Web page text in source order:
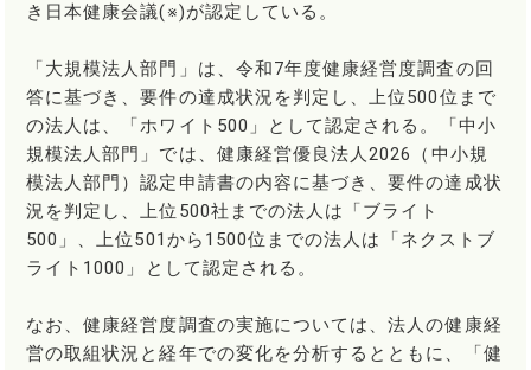
き日本健康会議(※)が認定している。
「大規模法人部門」は、令和7年度健康経営度調査の回
答に基づき、要件の達成状況を判定し、上位500位まで
の法人は、「ホワイト500」として認定される。「中小
規模法人部門」では、健康経営優良法人2026（中小規
模法人部門）認定申請書の内容に基づき、要件の達成状
況を判定し、上位500社までの法人は「ブライト
500」、上位501から1500位までの法人は「ネクストブ
ライト1000」として認定される。
なお、健康経営度調査の実施については、法人の健康経
営の取組状況と経年での変化を分析するとともに、「健